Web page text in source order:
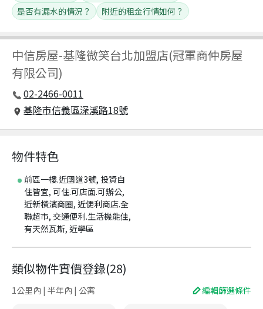
中信房屋-基隆微笑台北加盟店(冠軍商仲房屋
有限公司)
02-2466-0011
基隆市信義區深溪路18號
是否有漏水的情況？
附近的租金行情如何？
物件特色
前區一樓.近國道3號, 投資自
住皆宜, 可住.可店面.可辦公,
近新橫濱商圈, 近便利商店.全
聯超市, 交通便利.生活機能佳,
有天然瓦斯, 近學區
類似物件實價登錄(28)
1公里內 | 半年內 | 公寓 編輯篩選條件